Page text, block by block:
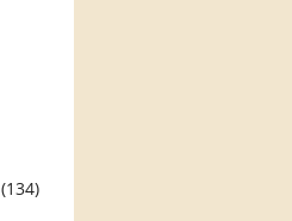
(134)